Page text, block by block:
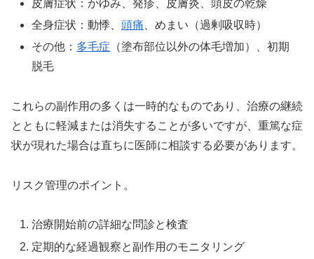
皮膚症状：かゆみ、発疹、皮膚炎、頭皮の乾燥
全身症状：動悸、頭痛 、めまい（過剰吸収時）
その他： 多毛症 （塗布部位以外の体毛増加）、初期
脱毛
これらの副作用の多くは一時的なものであり、治療の継続
とともに軽減または消失することが多いですが、重篤な症
状が現れた場合は直ちに医師に相談する必要があります。
リスク管理のポイント。
治療開始前の詳細な問診と検査
定期的な経過観察と副作用のモニタリング